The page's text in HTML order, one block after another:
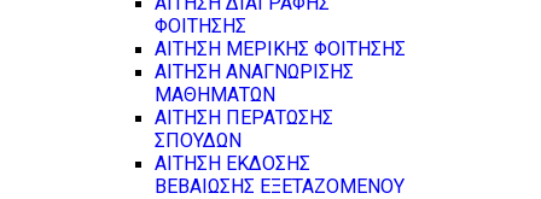
ΦΟΙΤΗΣΗΣ
ΑΙΤΗΣΗ ΜΕΡΙΚΗΣ ΦΟΙΤΗΣΗΣ
ΑΙΤΗΣΗ ΑΝΑΓΝΩΡΙΣΗΣ
ΜΑΘΗΜΑΤΩΝ
ΑΙΤΗΣΗ ΠΕΡΑΤΩΣΗΣ
ΣΠΟΥΔΩΝ
ΑΙΤΗΣΗ ΕΚΔΟΣΗΣ
ΒΕΒΑΙΩΣΗΣ ΕΞΕΤΑΖΟΜΕΝΟΥ